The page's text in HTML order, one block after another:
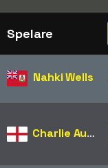
Spelare
Nahki Wells
Charlie Austin